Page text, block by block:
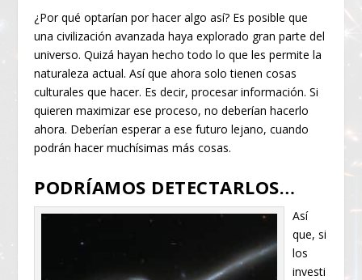
¿Por qué optarían por hacer algo así? Es posible que
una civilización avanzada haya explorado gran parte del
universo. Quizá hayan hecho todo lo que les permite la
naturaleza actual. Así que ahora solo tienen cosas
culturales que hacer. Es decir, procesar información. Si
quieren maximizar ese proceso, no deberían hacerlo
ahora. Deberían esperar a ese futuro lejano, cuando
podrán hacer muchísimas más cosas.
PODRÍAMOS DETECTARLOS…
Así
que, si
los
investi